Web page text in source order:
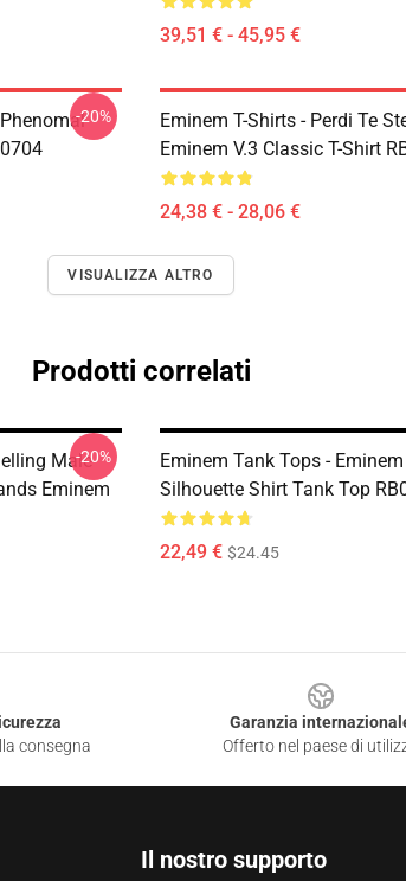
39,51 € - 45,95 €
-20%
Eminem T-Shirts - Perdi Te
Eminem V.3 Classic T-Shirt
24,38 € - 28,06 €
VISUALIZZA ALTRO
Prodotti correlati
Male
Eminem
-20%
Eminem Tank Tops -
Silhouette Shirt Tank Top
22,49 € $24.45
consegna
Garanzia
Offerto nel paese di
Il nostro supporto